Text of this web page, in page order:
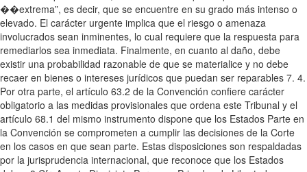
��extrema”, es decir, que se encuentre en su grado más intenso o
elevado. El carácter urgente implica que el riesgo o amenaza
involucrados sean inminentes, lo cual requiere que la respuesta para
remediarlos sea inmediata. Finalmente, en cuanto al daño, debe
existir una probabilidad razonable de que se materialice y no debe
recaer en bienes o intereses jurídicos que puedan ser reparables 7. 4.
Por otra parte, el artículo 63.2 de la Convención confiere carácter
obligatorio a las medidas provisionales que ordena este Tribunal y el
artículo 68.1 del mismo instrumento dispone que los Estados Parte en
la Convención se comprometen a cumplir las decisiones de la Corte
en los casos en que sean parte. Estas disposiciones son respaldadas
por la jurisprudencia internacional, que reconoce que los Estados